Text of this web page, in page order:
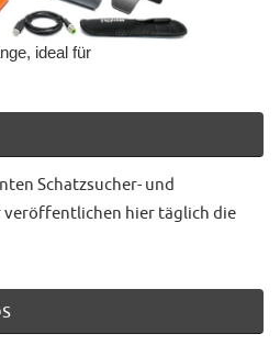
ideal für
Schatzsucher- und
veröffentlichen hier täglich die